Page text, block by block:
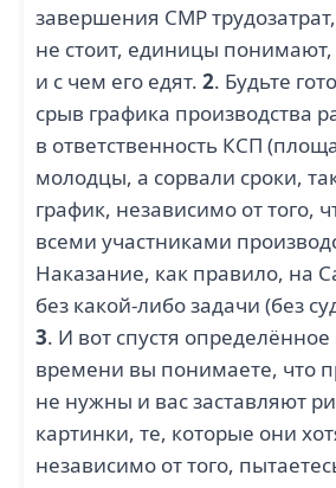
завершения СМР
не стоит, единицы понимают,
и с чем его едят. 2. Будьте
срыв графика производства
в ответственность КСП
молодцы, а сорвали сроки,
график, независимо от того,
всеми участниками
Наказание, как правило, на
без какой-либо задачи (без
3. И вот спустя определённое
времени вы понимаете, что
не нужны и вас заставляют
картинки, те, которые они
независимо от того,